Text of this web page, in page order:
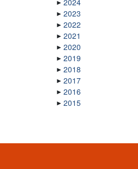
2023
2022
2021
2020
2019
2018
2017
2016
2015